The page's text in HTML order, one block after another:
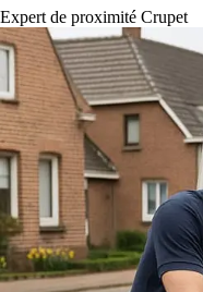
Expert de proximité Crupet